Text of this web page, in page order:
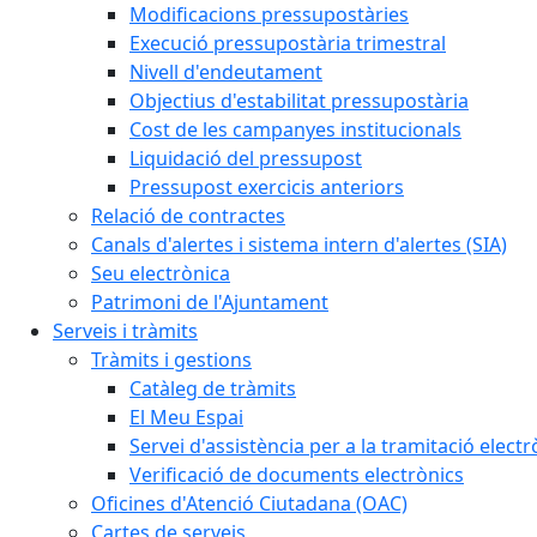
Modificacions pressupostàries
Execució pressupostària trimestral
Nivell d'endeutament
Objectius d'estabilitat pressupostària
Cost de les campanyes institucionals
Liquidació del pressupost
Pressupost exercicis anteriors
Relació de contractes
Canals d'alertes i sistema intern d'alertes (SIA)
Seu electrònica
Patrimoni de l'Ajuntament
Serveis i tràmits
Tràmits i gestions
Catàleg de tràmits
El Meu Espai
Servei d'assistència per a la tramitació
Verificació de documents electrònics
Oficines d'Atenció Ciutadana (OAC)